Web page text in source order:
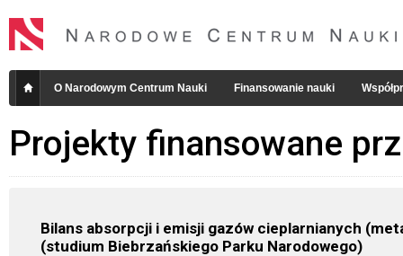
O Narodowym Centrum Nauki Finansowanie nauki
Projekty finansowane
Bilans absorpcji i emisji gazów cieplarnianych
(studium Biebrzańskiego Parku Narodowego)